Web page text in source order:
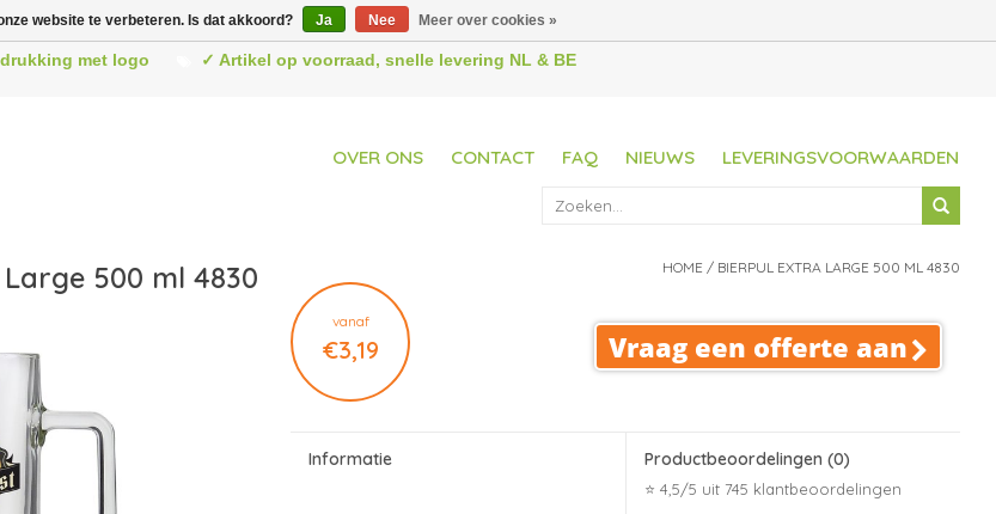
met logo
✓ Artikel op voorraad, snelle levering NL & BE
OVER ONS CONTACT FAQ NIEUWS LEVERINGSVOORWAARDEN
500 ml 4830 HOME / BIERPUL EXTRA LARGE 500 ML 4830
vanaf
€3,19 Vraag een offerte aan
Informatie Productbeoordelingen(0)
⭐ 4,5/5 uit 745 klantbeoordelingen
website te verbeteren. Is dat akkoord? Ja Nee Meer over cookies »